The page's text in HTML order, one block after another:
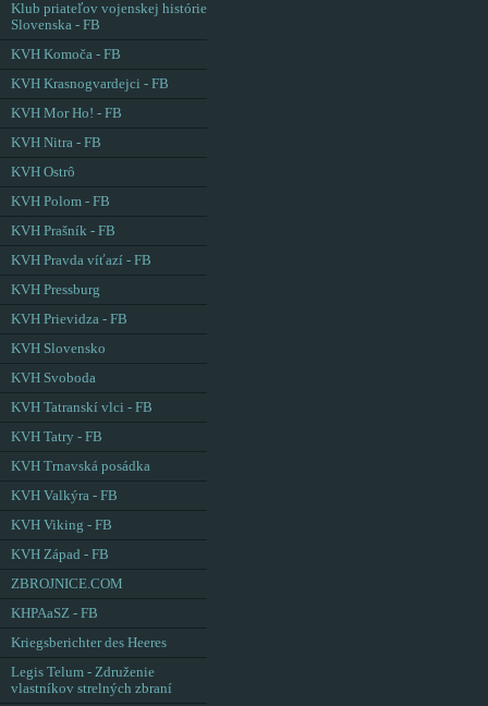
Klub priateľov vojenskej histórie
Slovenska - FB
KVH Komoča - FB
KVH Krasnogvardejci - FB
KVH Mor Ho! - FB
KVH Nitra - FB
KVH Ostrô
KVH Polom - FB
KVH Prašník - FB
KVH Pravda víťazí - FB
KVH Pressburg
KVH Prievidza - FB
KVH Slovensko
KVH Svoboda
KVH Tatranskí vlci - FB
KVH Tatry - FB
KVH Trnavská posádka
KVH Valkýra - FB
KVH Viking - FB
KVH Západ - FB
ZBROJNICE.COM
KHPAaSZ - FB
Kriegsberichter des Heeres
Legis Telum - Združenie
vlastníkov strelných zbraní